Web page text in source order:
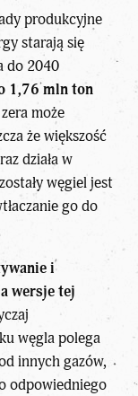
produkcyjne
starają się
do 2040
1,76 mln ton
może
że większość
działa w
węgiel jest
go do
i
wersje tej
węgla polega
innych gazów,
odpowiedniego